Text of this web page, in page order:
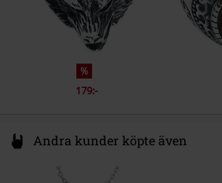
%
179:-
Andra kunder köpte även